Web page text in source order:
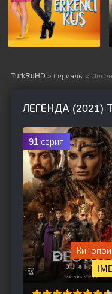
TurkRuHD » Сериалы »
ЛЕГЕНДА
91 серия